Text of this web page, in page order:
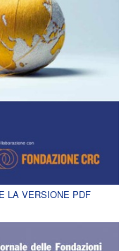
LA VERSIONE PDF